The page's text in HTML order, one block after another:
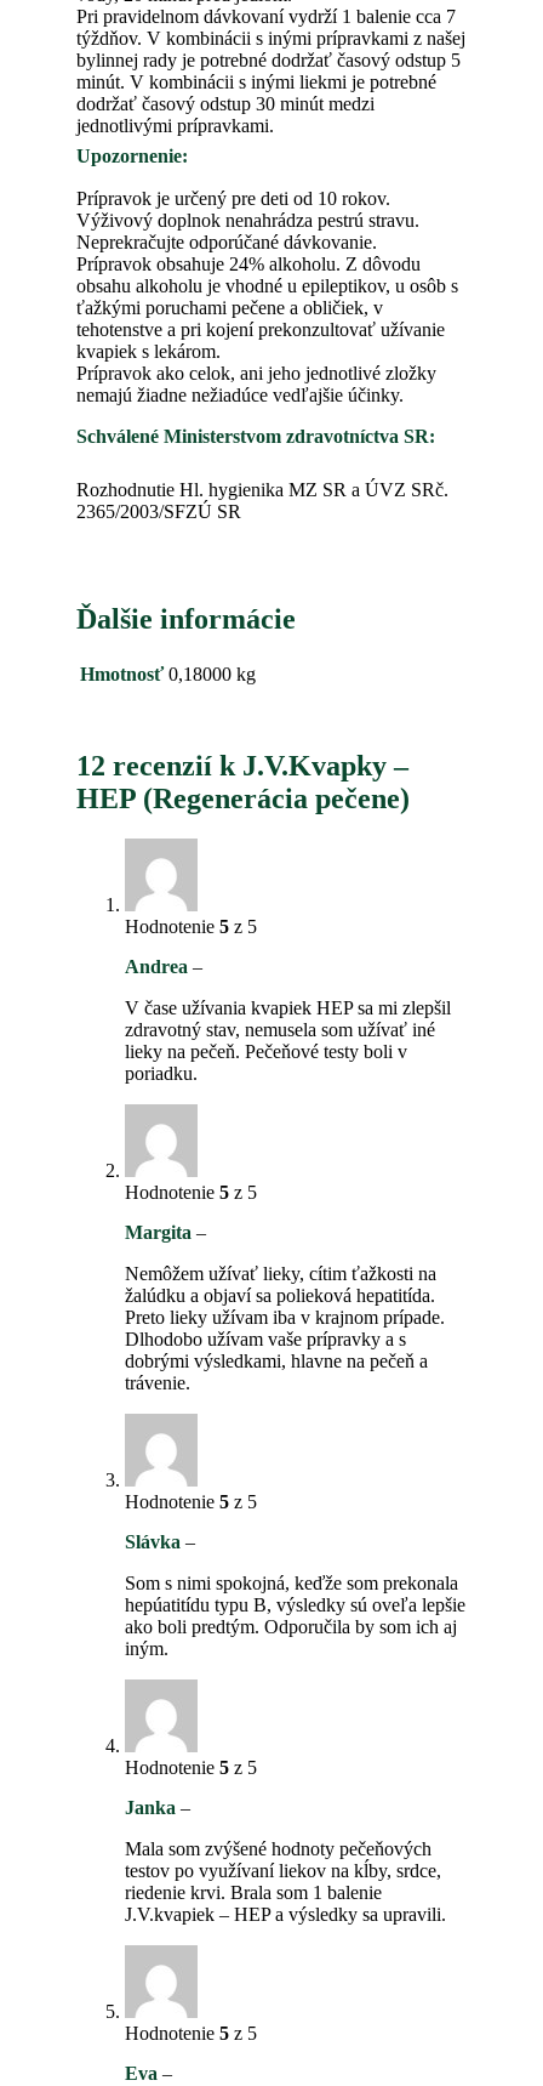
Pri pravidelnom dávkovaní vydrží 1 balenie cca 7
týždňov. V kombinácii s inými prípravkami z našej
bylinnej rady je potrebné dodržať časový odstup 5
minút. V kombinácii s inými liekmi je potrebné
dodržať časový odstup 30 minút medzi
jednotlivými prípravkami.
Upozornenie:
Prípravok je určený pre deti od 10 rokov.
Výživový doplnok nenahrádza pestrú stravu.
Neprekračujte odporúčané dávkovanie.
Prípravok obsahuje 24% alkoholu. Z dôvodu
obsahu alkoholu je vhodné u epileptikov, u osôb s
ťažkými poruchami pečene a obličiek, v
tehotenstve a pri kojení prekonzultovať užívanie
kvapiek s lekárom.
Prípravok ako celok, ani jeho jednotlivé zložky
nemajú žiadne nežiadúce vedľajšie účinky.
Schválené Ministerstvom zdravotníctva SR:
Rozhodnutie Hl. hygienika MZ SR a ÚVZ SRč.
2365/2003/SFZÚ SR
Ďalšie informácie
Hmotnosť 0,18000 kg
12 recenzií k J.V.Kvapky –
HEP (Regenerácia pečene)
Hodnotenie 5 z 5
Andrea –
V čase užívania kvapiek HEP sa mi zlepšil
zdravotný stav, nemusela som užívať iné
lieky na pečeň. Pečeňové testy boli v
poriadku.
Hodnotenie 5 z 5
Margita –
Nemôžem užívať lieky, cítim ťažkosti na
žalúdku a objaví sa polieková hepatitída.
Preto lieky užívam iba v krajnom prípade.
Dlhodobo užívam vaše prípravky a s
dobrými výsledkami, hlavne na pečeň a
trávenie.
Hodnotenie 5 z 5
Slávka –
Som s nimi spokojná, keďže som prekonala
hepúatitídu typu B, výsledky sú oveľa lepšie
ako boli predtým. Odporučila by som ich aj
iným.
Hodnotenie 5 z 5
Janka –
Mala som zvýšené hodnoty pečeňových
testov po využívaní liekov na kĺby, srdce,
riedenie krvi. Brala som 1 balenie
J.V.kvapiek – HEP a výsledky sa upravili.
Hodnotenie 5 z 5
Eva –